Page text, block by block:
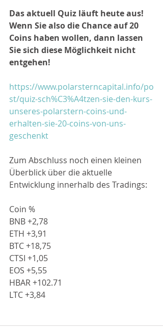
Das aktuell Quiz läuft heute aus!
Wenn Sie also die Chance auf 20
Coins haben wollen, dann lassen
Sie sich diese Möglichkeit nicht
entgehen!
https://www.polarsterncapital.info/po
st/quiz-sch%C3%A4tzen-sie-den-kurs-
unseres-polarstern-coins-und-
erhalten-sie-20-coins-von-uns-
geschenkt
Zum Abschluss noch einen kleinen
Überblick über die aktuelle
Entwicklung innerhalb des Tradings:
Coin %
BNB +2,78
ETH +3,91
BTC +18,75
CTSI +1,05
EOS +5,55
HBAR +102.71
LTC +3,84